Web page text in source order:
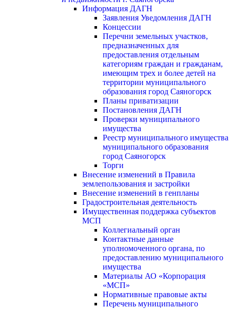
Информация ДАГН
Заявления Уведомления ДАГН
Концессии
Перечни земельных участков,
предназначенных для
предоставления отдельным
категориям граждан и гражданам,
имеющим трех и более детей на
территории муниципального
образования город Саяногорск
Планы приватизации
Постановления ДАГН
Проверки муниципального
имущества
Реестр муниципального имущества
муниципального образования
город Саяногорск
Торги
Внесение изменений в Правила
землепользования и застройки
Внесение изменений в генпланы
Градостроительная деятельность
Имущественная поддержка субъектов
МСП
Коллегиальный орган
Контактные данные
уполномоченного органа, по
предоставлению муниципального
имущества
Материалы АО «Корпорация
«МСП»
Нормативные правовые акты
Перечень муниципального